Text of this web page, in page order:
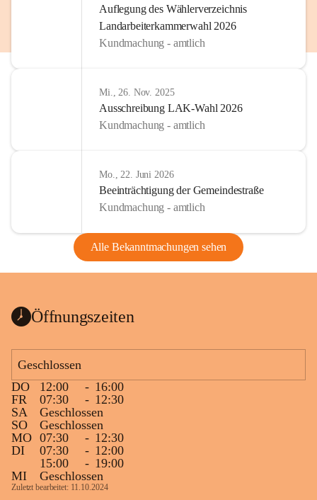
Auflegung des Wählerverzeichnis
Landarbeiterkammerwahl 2026
Kundmachung - amtlich
Mi., 26. Nov. 2025
Ausschreibung LAK-Wahl 2026
Kundmachung - amtlich
Mo., 22. Juni 2026
Beeinträchtigung der Gemeindestraße
Kundmachung - amtlich
Alle Bekanntmachungen sehen
Öffnungszeiten
Geschlossen
DO
12:00 - 16:00
FR
07:30 - 12:30
SA
Geschlossen
SO
Geschlossen
MO 07:30 - 12:30
DI
07:30 - 12:00
15:00
- 19:00
MI
Geschlossen
Zuletzt bearbeitet: 11.10.2024